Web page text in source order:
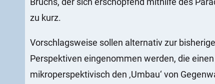
zu kurz.
Vorschlagsweise sollen alternativ zur
Perspektiven eingenommen werden, die
mikroperspektivisch den ‚Umbau‘ von